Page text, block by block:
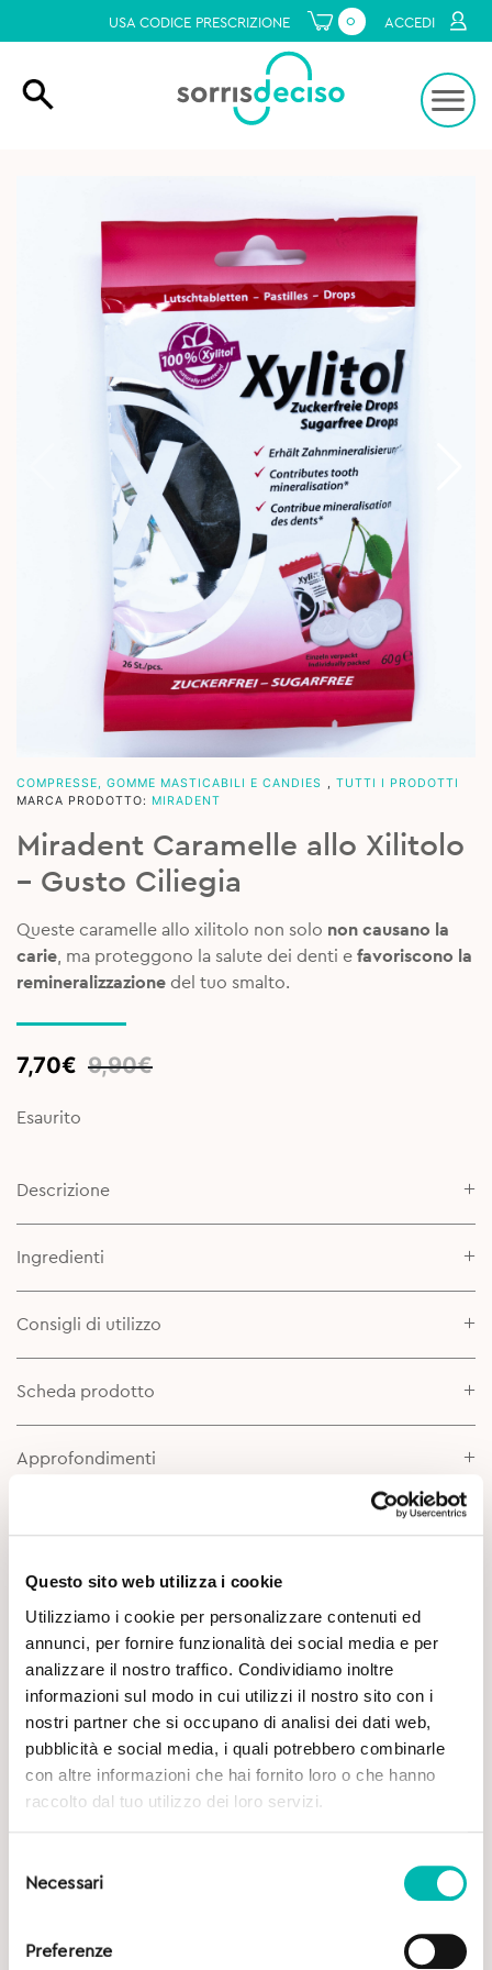
Questo sito web utilizza i cookie
Utilizziamo i cookie per personalizzare contenuti ed
annunci, per fornire funzionalità dei social media e per
analizzare il nostro traffico. Condividiamo inoltre
informazioni sul modo in cui utilizzi il nostro sito con i
nostri partner che si occupano di analisi dei dati web,
pubblicità e social media, i quali potrebbero combinarle
con altre informazioni che hai fornito loro o che hanno
raccolto dal tuo utilizzo dei loro servizi.
delNecessari
Preferenze
USA CODICE PRESCRIZIONE 0 ACCEDI
COMPRESSE, GOMME MASTICABILI E CANDIES , TUTTI I PRODOTTI
MARCA PRODOTTO: MIRADENT
Miradent Caramelle allo Xilitolo
– Gusto Ciliegia
Queste caramelle allo xilitolo non solo non causano la
carie, ma proteggono la salute dei denti e favoriscono la
remineralizzazione del tuo smalto.
9,90€
Original
was:
7,70€
Current
is:
Esaurito
Descrizione
Ingredienti
Consigli di utilizzo
Scheda prodotto
Approfondimenti
Potrebbe Interessarti